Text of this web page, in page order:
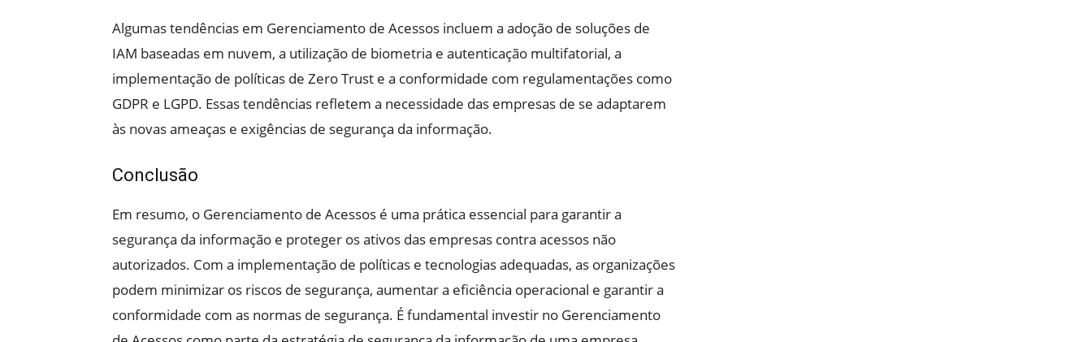
Algumas tendências em Gerenciamento de Acessos incluem a adoção de soluções de
IAM baseadas em nuvem, a utilização de biometria e autenticação multifatorial, a
implementação de políticas de Zero Trust e a conformidade com regulamentações como
GDPR e LGPD. Essas tendências refletem a necessidade das empresas de se adaptarem
às novas ameaças e exigências de segurança da informação.
Conclusão
Em resumo, o Gerenciamento de Acessos é uma prática essencial para garantir a
segurança da informação e proteger os ativos das empresas contra acessos não
autorizados. Com a implementação de políticas e tecnologias adequadas, as organizações
podem minimizar os riscos de segurança, aumentar a eficiência operacional e garantir a
conformidade com as normas de segurança. É fundamental investir no Gerenciamento